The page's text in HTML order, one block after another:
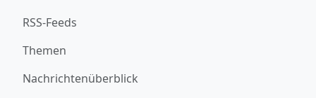
RSS-Feeds
Themen
Nachrichtenüberblick